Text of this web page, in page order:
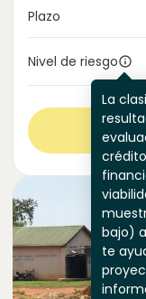
Plazo
Nivel de riesgo
La
bajo)
te